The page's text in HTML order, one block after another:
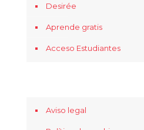
Desirée
Aprende gratis
Acceso Estudiantes
Aviso legal